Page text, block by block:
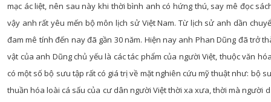
mạc ác liệt, nên sau này khi thời bình anh có hứng thú, say mê đọc
vậy anh rất yêu mến bộ môn lịch sử Việt Nam. Từ lịch sử anh dần
đam mê tính đến nay đã gần 30 năm. Hiện nay anh Phan Dũng đã trở
vật của anh Dũng chủ yếu là các tác phẩm của người Việt, thuộc văn
có một số bộ sưu tập rất có giá trị về mặt nghiên cứu mỹ thuật như: bộ
thuần hóa loài cá sấu của cư dân người Việt thời xa xưa, thời mà